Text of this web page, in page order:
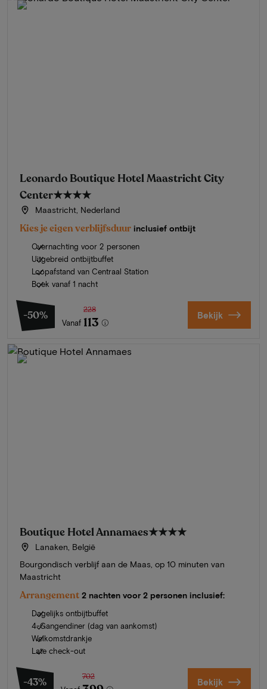
Leonardo Boutique Hotel Maastricht City
Center★★★★
Maastricht, Nederland
Kies je eigen verblijfsduur inclusief ontbijt
Overnachting voor 2 personen
Uitgebreid ontbijtbuffet
Loopafstand van Centraal Station
Boek vanaf 1 nacht
-50%
Vanaf
228
113 Bekijk
Boutique Hotel Annamaes★★★★
Lanaken, België
Bourgondisch verblijf aan de Maas, op 10 minuten van
Maastricht
Arrangement 2 nachten voor 2 personen inclusief:
Dagelijks ontbijtbuffet
4-Gangendiner (dag van aankomst)
Welkomstdrankje
Late check-out
-43% 702 Bekijk